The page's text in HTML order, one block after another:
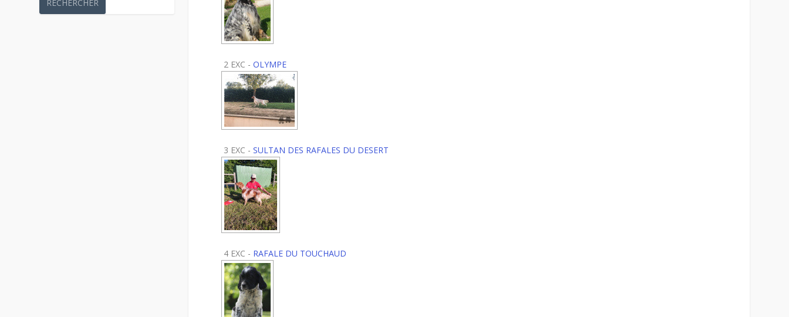
2 EXC -OLYMPE
3 EXC -SULTAN DES RAFALES DU DESERT
4 EXC - RAFALE DU TOUCHAUD